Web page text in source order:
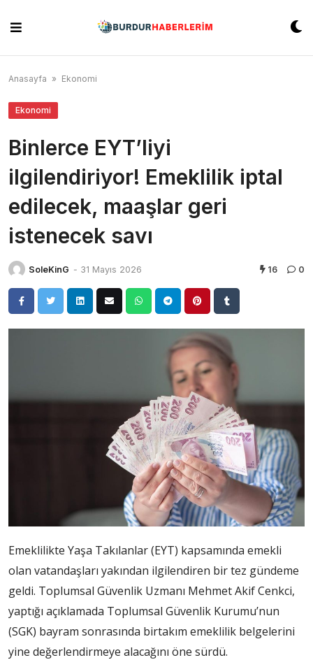
content
Anasayfa » Ekonomi
Ekonomi
Binlerce EYT’liyi
ilgilendiriyor! Emeklilik iptal
edilecek, maaşlar geri
istenecek savı
SoleKinG - 31 Mayıs 2026 16 0
Emeklilikte Yaşa Takılanlar (EYT) kapsamında emekli
olan vatandaşları yakından ilgilendiren bir tez gündeme
geldi. Toplumsal Güvenlik Uzmanı Mehmet Akif Cenkci,
yaptığı açıklamada Toplumsal Güvenlik Kurumu’nun
(SGK) bayram sonrasında birtakım emeklilik belgelerini
yine değerlendirmeye alacağını öne sürdü.